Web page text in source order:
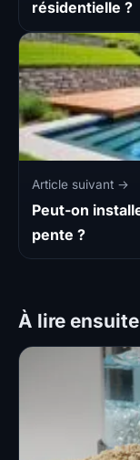
résidentielle ?
Article suivant →
Peut-on
pente ?
À lire ensuite